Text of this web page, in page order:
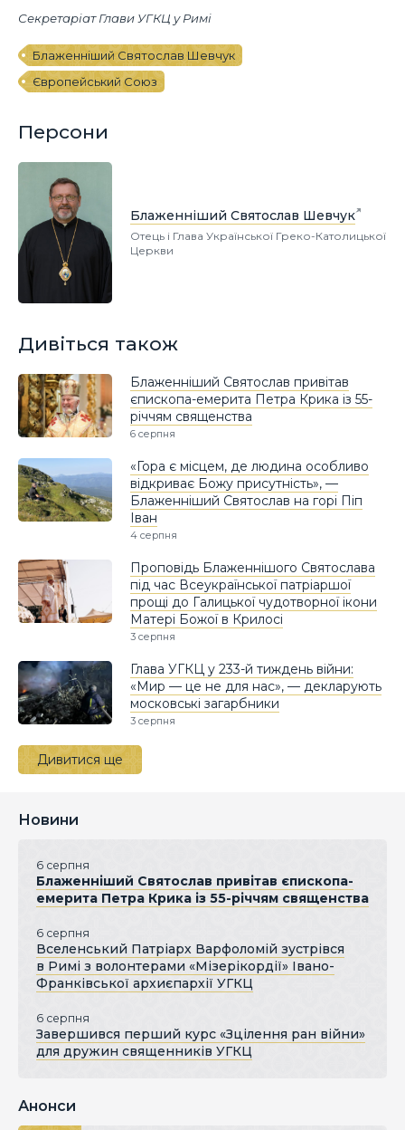
Секретаріат Глави УГКЦ у Римі
Блаженніший Святослав Шевчук
Європейський Союз
Персони
Блаженніший Святослав Шевчук
Отець і Глава Української Греко-Католицької
Церкви
Дивіться також
Блаженніший Святослав привітав
єпископа-емерита Петра Крика із 55-
річчям священства
6 серпня
«Гора є місцем, де людина особливо
відкриває Божу присутність», —
Блаженніший Святослав на горі Піп
Іван
4 серпня
Проповідь Блаженнішого Святослава
під час Всеукраїнської патріаршої
прощі до Галицької чудотворної ікони
Матері Божої в Крилосі
3 серпня
Глава УГКЦ у 233-й тиждень війни:
«Мир — це не для нас», — декларують
московські загарбники
3 серпня
Дивитися ще
Новини
6 серпня
Блаженніший Святослав привітав єпископа-
емерита Петра Крика із 55-річчям священства
6 серпня
Вселенський Патріарх Варфоломій зустрівся
в Римі з волонтерами «Мізерікордії» Івано-
Франківської архиєпархії УГКЦ
6 серпня
Завершився перший курс «Зцілення ран війни»
для дружин священників УГКЦ
Анонси